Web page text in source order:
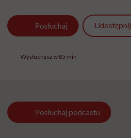
Posłuchaj Udostępnij
Wysłuchasz w 85 min
Posłuchaj podcastu